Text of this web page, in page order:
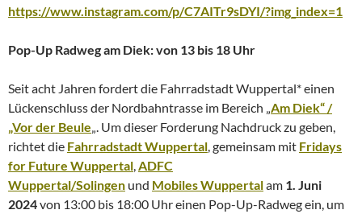
https://www.instagram.com/p/C7AITr9sDYI/?img_index=1
Pop-Up Radweg am Diek: von 13 bis 18 Uhr
Seit acht Jahren fordert die Fahrradstadt Wuppertal* einen
Lückenschluss der Nordbahntrasse im Bereich „Am Diek“ /
„Vor der Beule„. Um dieser Forderung Nachdruck zu geben,
richtet die Fahrradstadt Wuppertal, gemeinsam mit Fridays
for Future Wuppertal,ADFC
Wuppertal/Solingen und Mobiles Wuppertalam 1. Juni
2024von 13:00 bis 18:00 Uhr einen Pop-Up-Radweg ein, um